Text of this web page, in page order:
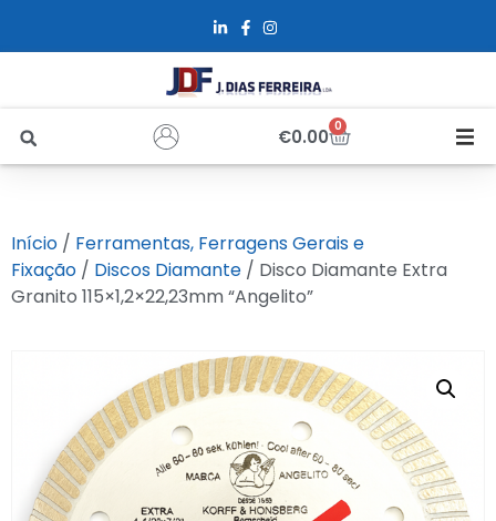
€0.00 0
Sobre Nós
Loja
Alfus
Recrutamento
Contactos
Início / Ferramentas, Ferragens Gerais e
Fixação / Discos Diamante / Disco Diamante Extra
Granito 115×1,2×22,23mm “Angelito”